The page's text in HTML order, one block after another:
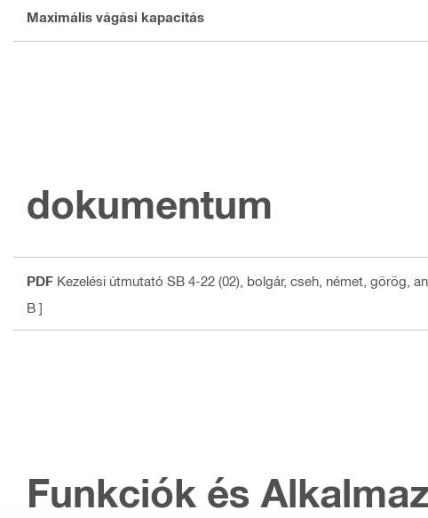
Maximális vágási kapacitás
dokumentum
PDF Kezelési útmutató SB 4-22 (02) , bolgár, cseh, német, görög,
B ]
Funkciók és